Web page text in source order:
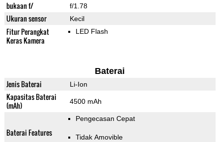
bukaan f/ f/1.78
Ukuran sensor Kecil
Fitur Perangkat
Keras Kamera
LED Flash
Baterai
Jenis Baterai Li-Ion
Kapasitas Baterai
(mAh)
4500 mAh
Baterai Features
Pengecasan Cepat
Tidak Amovible